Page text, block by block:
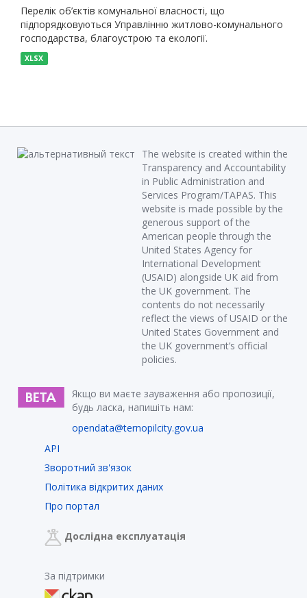
Перелік об’єктів комунальної власності, що
підпорядковуються Управлінню житлово-комунального
господарства, благоустрою та екології.
XLSX
The website is created within the
Transparency and Accountability
in Public Administration and
Services Program/TAPAS. This
website is made possible by the
generous support of the
American people through the
United States Agency for
International Development
(USAID) alongside UK aid from
the UK government. The
contents do not necessarily
reflect the views of USAID or the
United States Government and
the UK government’s official
policies.
Якщо ви маєте зауваження або пропозиції,
будь ласка, напишіть нам:
opendata@ternopilcity.gov.ua
API
Зворотний зв'язок
Політика відкритих даних
Про портал
Дослідна експлуатація
За підтримки